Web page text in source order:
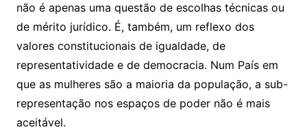
não é apenas uma questão de escolhas técnicas ou
de mérito jurídico. É, também, um reflexo dos
valores constitucionais de igualdade, de
representatividade e de democracia. Num País em
que as mulheres são a maioria da população, a sub-
representação nos espaços de poder não é mais
aceitável.